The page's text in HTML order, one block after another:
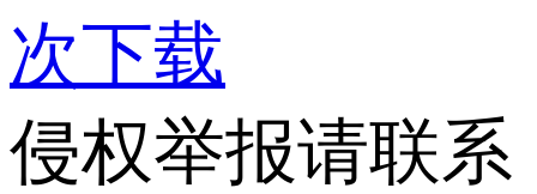
次下载
侵权举报请联系